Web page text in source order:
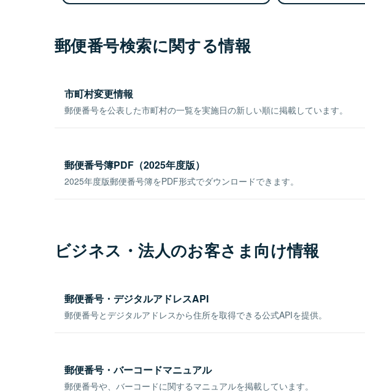
郵便番号検索に関する情報
市町村変更情報
郵便番号を公表した市町村の一覧を実施日の新しい順に掲載しています。
郵便番号簿PDF（2025年度版）
2025年度版郵便番号簿をPDF形式でダウンロードできます。
ビジネス・法人のお客さま向け情報
郵便番号・デジタルアドレスAPI
郵便番号とデジタルアドレスから住所を取得できる公式APIを提供。
郵便番号・バーコードマニュアル
郵便番号や、バーコードに関するマニュアルを掲載しています。